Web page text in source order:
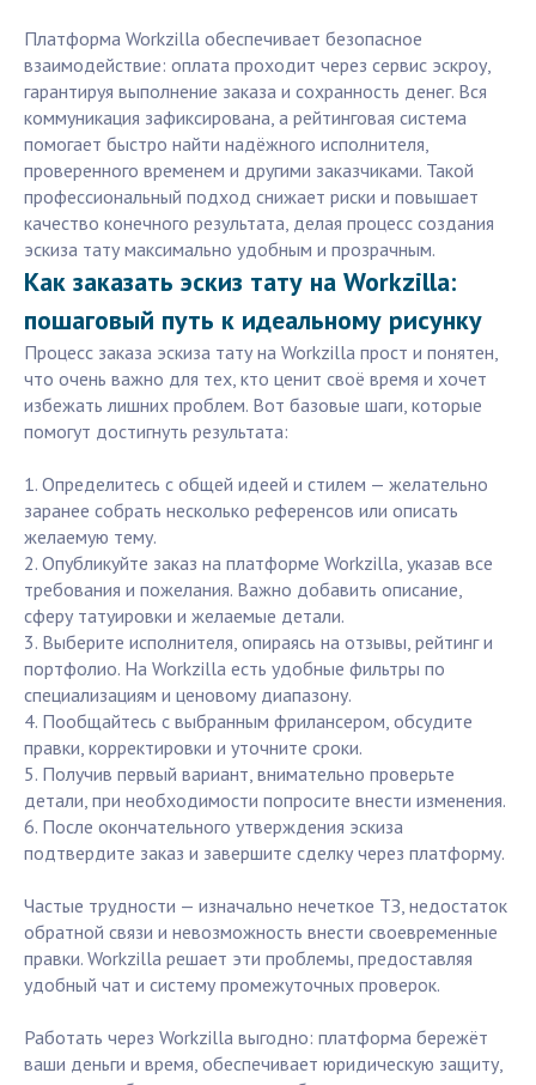
Платформа Workzilla обеспечивает безопасное
взаимодействие: оплата проходит через сервис эскроу,
гарантируя выполнение заказа и сохранность денег. Вся
коммуникация зафиксирована, а рейтинговая система
помогает быстро найти надёжного исполнителя,
проверенного временем и другими заказчиками. Такой
профессиональный подход снижает риски и повышает
качество конечного результата, делая процесс создания
эскиза тату максимально удобным и прозрачным.
Как заказать эскиз тату на Workzilla:
пошаговый путь к идеальному рисунку
Процесс заказа эскиза тату на Workzilla прост и понятен,
что очень важно для тех, кто ценит своё время и хочет
избежать лишних проблем. Вот базовые шаги, которые
помогут достигнуть результата:
1. Определитесь с общей идеей и стилем — желательно
заранее собрать несколько референсов или описать
желаемую тему.
2. Опубликуйте заказ на платформе Workzilla, указав все
требования и пожелания. Важно добавить описание,
сферу татуировки и желаемые детали.
3. Выберите исполнителя, опираясь на отзывы, рейтинг и
портфолио. На Workzilla есть удобные фильтры по
специализациям и ценовому диапазону.
4. Пообщайтесь с выбранным фрилансером, обсудите
правки, корректировки и уточните сроки.
5. Получив первый вариант, внимательно проверьте
детали, при необходимости попросите внести изменения.
6. После окончательного утверждения эскиза
подтвердите заказ и завершите сделку через платформу.
Частые трудности — изначально нечеткое ТЗ, недостаток
обратной связи и невозможность внести своевременные
правки. Workzilla решает эти проблемы, предоставляя
удобный чат и систему промежуточных проверок.
Работать через Workzilla выгодно: платформа бережёт
ваши деньги и время, обеспечивает юридическую защиту,